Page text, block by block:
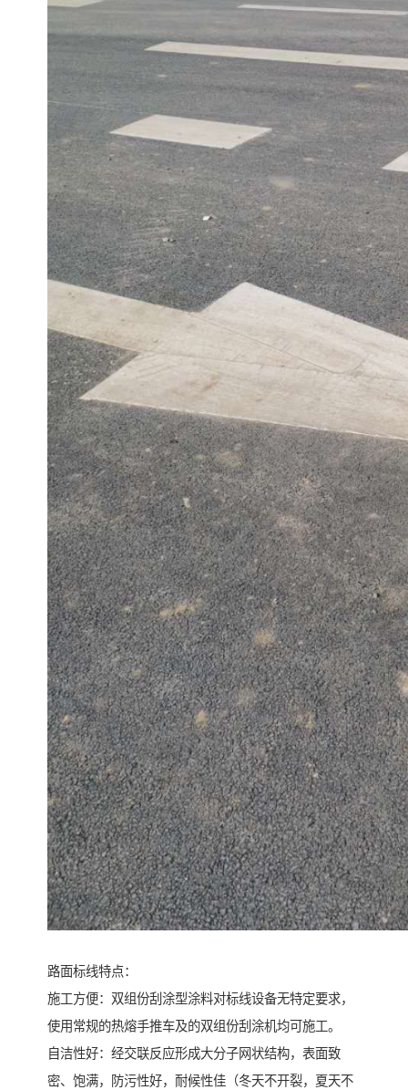
路面标线特点：
施工方便：双组份刮涂型涂料对标线设备无特定要求，
使用常规的热熔手推车及的双组份刮涂机均可施工。
自洁性好：经交联反应形成大分子网状结构，表面致
密、饱满，防污性好，耐候性佳（冬天不开裂，夏天不